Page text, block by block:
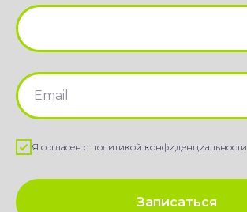
Я согласен с политикой конфиденциальности
Записаться